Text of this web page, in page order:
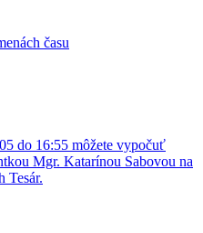
do 16:55 môžete vypočuť
Mgr. Katarínou Sabovou na
Tesár.